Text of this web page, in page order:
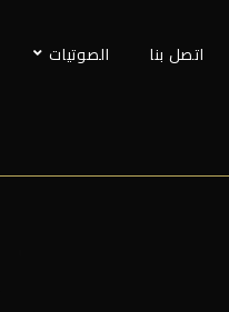
اتصل بنا الصوتيات